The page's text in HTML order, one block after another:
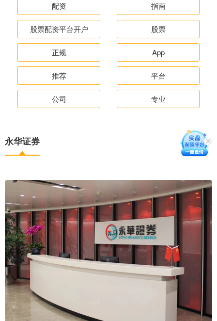
配资 指南
股票配资平台开户 股票
正规 App
推荐 平台
公司 专业
永华证券